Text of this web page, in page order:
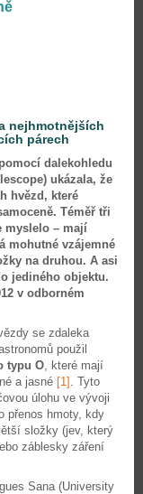
nejhmotnějších
párech
dalekohledu
ukázala, že
hvězd, které
Téměř tři
myslelo – mají
mohutné vzájemné
na druhou. A asi
jediného objektu.
v odborném
se zdaleka
použil
typu O, které mají
a jasné [1] . Tyto
úlohu ve vývoji
přenos hmoty, kdy
složky (jev, který
záblesky záření
Sana (University